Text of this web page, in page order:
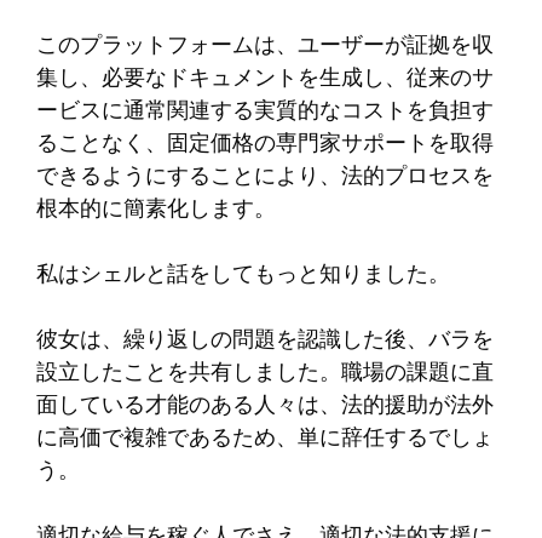
このプラットフォームは、ユーザーが証拠を収
集し、必要なドキュメントを生成し、従来のサ
ービスに通常関連する実質的なコストを負担す
ることなく、固定価格の専門家サポートを取得
できるようにすることにより、法的プロセスを
根本的に簡素化します。
私はシェルと話をしてもっと知りました。
彼女は、繰り返しの問題を認識した後、バラを
設立したことを共有しました。職場の課題に直
面している才能のある人々は、法的援助が法外
に高価で複雑であるため、単に辞任するでしょ
う。